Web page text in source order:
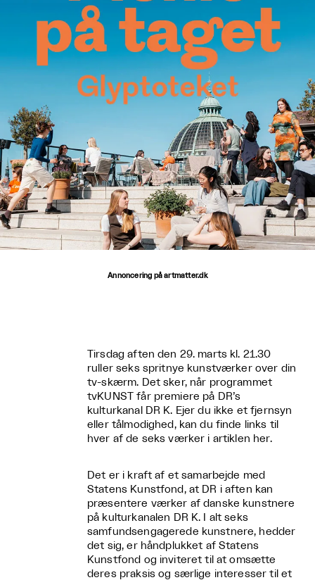
Annoncering på artmatter.dk
Tirsdag aften den 29. marts kl. 21.30
ruller seks spritnye kunstværker over din
tv-skærm. Det sker, når programmet
tvKUNST får premiere på DR’s
kulturkanal DR K. Ejer du ikke et fjernsyn
eller tålmodighed, kan du finde links til
hver af de seks værker i artiklen her.
Det er i kraft af et samarbejde med
Statens Kunstfond, at DR i aften kan
præsentere værker af danske kunstnere
på kulturkanalen DR K. I alt seks
samfundsengagerede kunstnere, hedder
det sig, er håndplukket af Statens
Kunstfond og inviteret til at omsætte
deres praksis og særlige interesser til et